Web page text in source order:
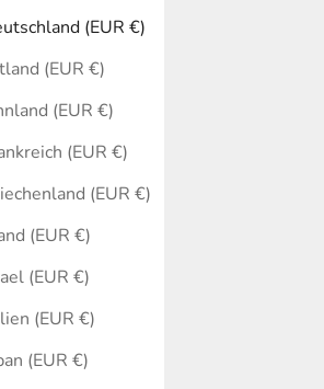
(EUR €)
(EUR €)
(EUR €)
(EUR €)
(EUR €)
(EUR €)
(EUR €)
(EUR €)
(EUR €)